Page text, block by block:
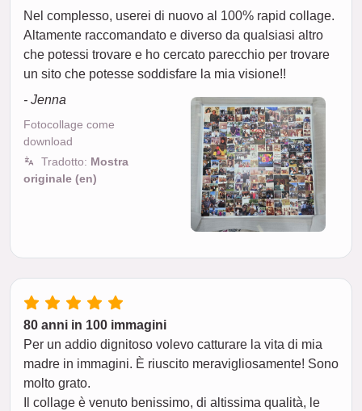
Nel complesso, userei di nuovo al 100% rapid collage.
Altamente raccomandato e diverso da qualsiasi altro
che potessi trovare e ho cercato parecchio per trovare
un sito che potesse soddisfare la mia visione!!
- Jenna
Fotocollage come
download
Tradotto: Mostra
originale (en)
80 anni in 100 immagini
Per un addio dignitoso volevo catturare la vita di mia
madre in immagini. È riuscito meravigliosamente! Sono
molto grato.
Il collage è venuto benissimo, di altissima qualità, le